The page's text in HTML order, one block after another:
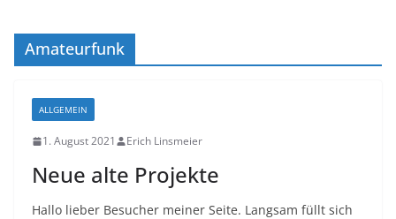
Amateurfunk
ALLGEMEIN
1. August 2021 Erich Linsmeier
Neue alte Projekte
Hallo lieber Besucher meiner Seite. Langsam füllt sich